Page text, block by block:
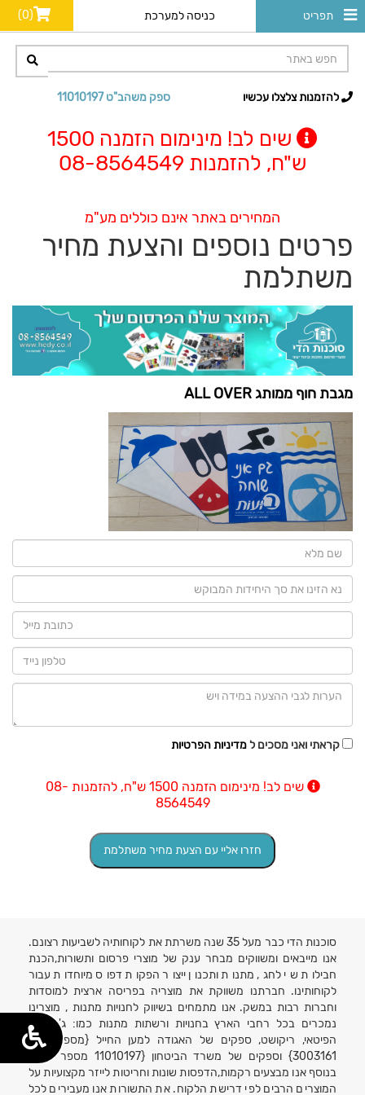
תפריט כניסה למערכת (0)
ספק משהב"ט 11010197 להזמנות צלצלו עכשיו
שים לב! מינימום הזמנה 1500
ש"ח, להזמנות 08-8564549
המחירים באתר אינם כוללים מע"מ
פרטים נוספים והצעת מחיר
משתלמת
מגבת חוף ממותג ALL OVER
קראתי ואני מסכים למדיניות הפרטיות
שים לב! מינימום הזמנה 1500 ש"ח, להזמנות 08-
8564549
סוכנות הדי כבר מעל 35 שנה משרתת את לקוחותיה לשביעות רצונם.
אנו מייבאים ומשווקים מבחר ענק של מוצרי פרסום ותשורות,הכנת
חבילות שי לחג, מתנות ותכנון ייצור הפקות דפוס מיוחדות עבור
לקוחותינו. חברתנו משווקת את מוצריה בפריסה ארצית למוסדות
וחברות רבות במשק. אנו מתמחים בשיווק לחנויות מתנות , מוצרינו
נמכרים בכל רחבי הארץ בחנויות ורשתות מתנות כמו: ג'נטלמן,
הפיטאי, ריקושט, ספקים של האגודה למען החייל {מספר ספק
3003161} וספקים של משרד הביטחון {11010197 מספר ספק}
בנוסף אנו מבצעים רקמות,הדפסות שונות וחריטות לייזר מקצועיות על
המוצרים הרבים לפי דרישת הלקוח. את התשורות אנו מעבירים לכל